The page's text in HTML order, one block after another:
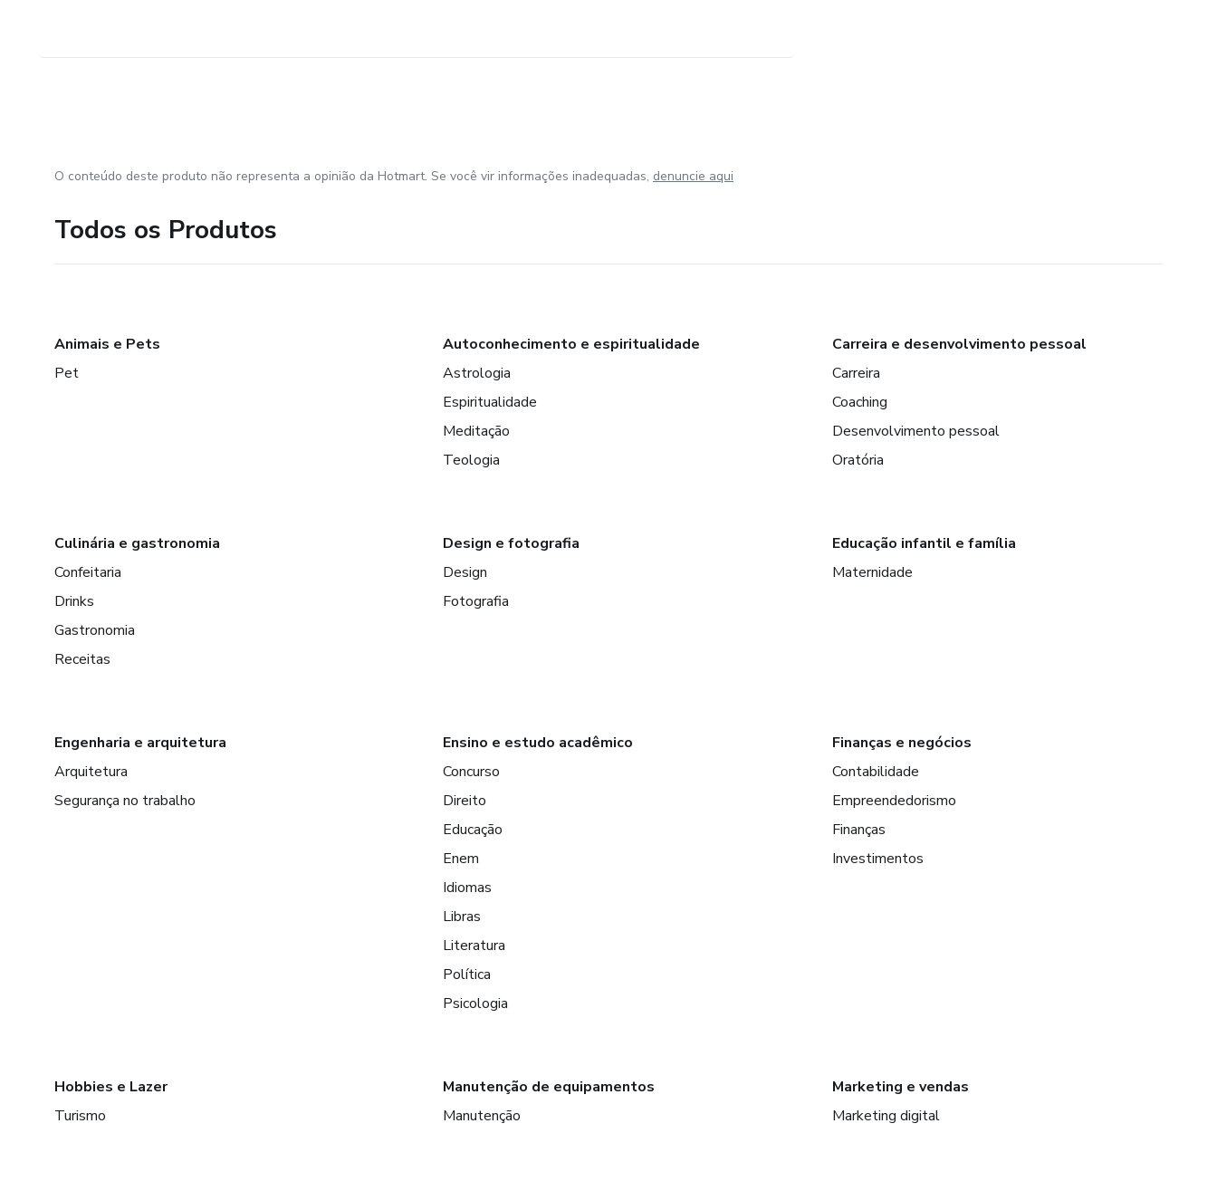
O conteúdo deste produto não representa a opinião da Hotmart. Se você vir informações inadequadas, denuncie aqui
Todos os Produtos
Animais e Pets
Pet
Autoconhecimento e espiritualidade
Astrologia
Espiritualidade
Meditação
Teologia
Carreira e desenvolvimento pessoal
Carreira
Coaching
Desenvolvimento pessoal
Oratória
Culinária e gastronomia
Confeitaria
Drinks
Gastronomia
Receitas
Design e fotografia
Design
Fotografia
Educação infantil e família
Maternidade
Engenharia e arquitetura
Arquitetura
Segurança no trabalho
Ensino e estudo acadêmico
Concurso
Direito
Educação
Enem
Idiomas
Libras
Literatura
Política
Psicologia
Finanças e negócios
Contabilidade
Empreendedorismo
Finanças
Investimentos
Hobbies e Lazer
Turismo
Manutenção de equipamentos
Manutenção
Marketing e vendas
Marketing digital